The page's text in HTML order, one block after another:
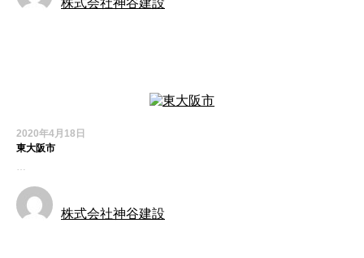
株式会社神谷建設
2020年4月18日
東大阪市
…
株式会社神谷建設